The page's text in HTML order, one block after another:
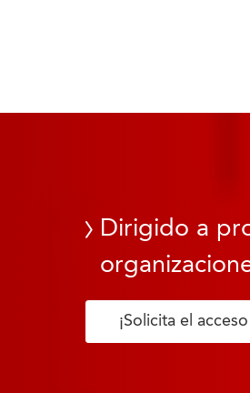
Dirigido a
¡Solicita el